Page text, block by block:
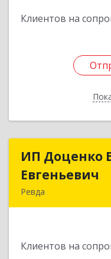
Клиентов на
ИП Доценко
Евгеньевич
Ревда
Клиентов на
ИП